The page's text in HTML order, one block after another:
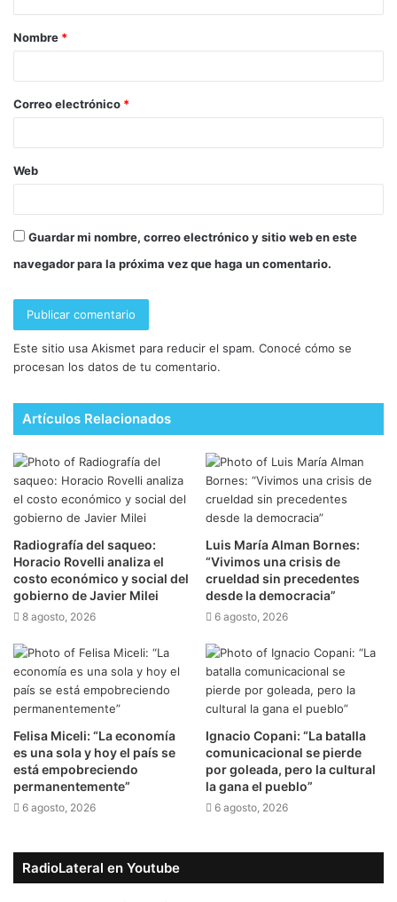
Nombre *
Correo electrónico *
Web
Guardar mi nombre, correo electrónico y sitio web en este
navegador para la próxima vez que haga un comentario.
Este sitio usa Akismet para reducir el spam. Conocé cómo se
procesan los datos de tu comentario.
Artículos Relacionados
Radiografía del saqueo:
Horacio Rovelli analiza el
costo económico y social del
gobierno de Javier Milei
8 agosto, 2026
Luis María Alman Bornes:
“Vivimos una crisis de
crueldad sin precedentes
desde la democracia”
6 agosto, 2026
Felisa Miceli: “La economía
es una sola y hoy el país se
está empobreciendo
permanentemente”
6 agosto, 2026
Ignacio Copani: “La batalla
comunicacional se pierde
por goleada, pero la cultural
la gana el pueblo”
6 agosto, 2026
RadioLateral en Youtube